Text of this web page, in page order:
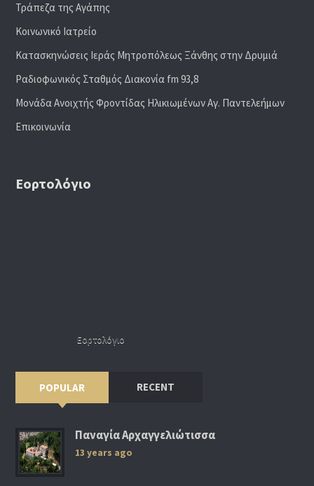
Τράπεζα της Αγάπης
Κοινωνικό Ιατρείο
Κατασκηνώσεις Ιεράς Μητροπόλεως Ξάνθης στην Δρυμιά
Ραδιoφωνικός Σταθμός Διακονία fm 93,8
Μονάδα Ανοιχτής Φροντίδας Ηλικιωμένων Αγ. Παντελεήμων
Επικοινωνία
Εορτολόγιο
Εορτολόγιο
POPULAR RECENT
Παναγία Αρχαγγελιώτισσα
13 years ago